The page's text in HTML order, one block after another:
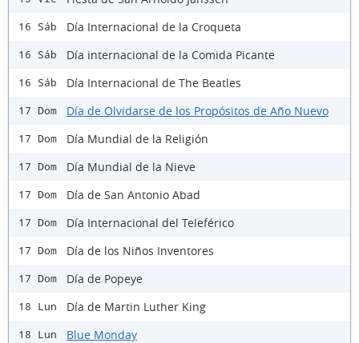
16 Sáb Día Internacional de la Croqueta
16 Sáb Día internacional de la Comida Picante
16 Sáb Día Internacional de The Beatles
17 Dom Día de Olvidarse de los Propósitos de Año Nuevo
17 Dom Día Mundial de la Religión
17 Dom Día Mundial de la Nieve
17 Dom Día de San Antonio Abad
17 Dom Día Internacional del Teleférico
17 Dom Día de los Niños Inventores
17 Dom Día de Popeye
18 Lun Día de Martin Luther King
18 Lun Blue Monday